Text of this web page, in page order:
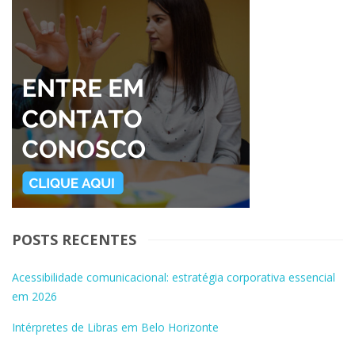
POSTS RECENTES
Acessibilidade comunicacional: estratégia corporativa essencial
em 2026
Intérpretes de Libras em Belo Horizonte